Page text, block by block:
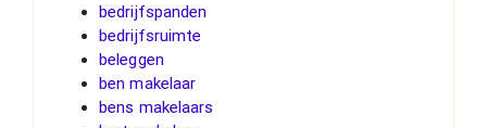
bedrijfspanden
bedrijfsruimte
beleggen
ben makelaar
bens makelaars